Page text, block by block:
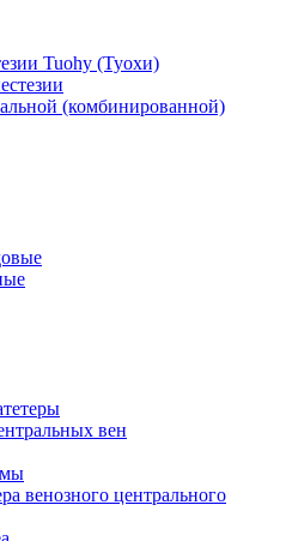
Tuohy (Туохи)
(комбинированной)
вен
венозного центрального